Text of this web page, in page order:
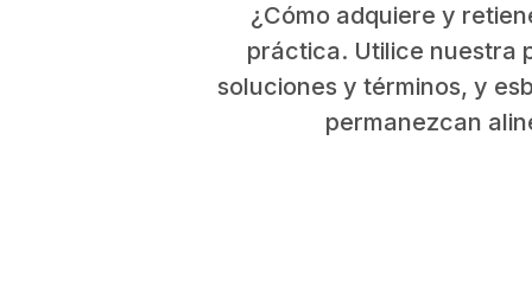
¿Cómo adquiere y
práctica. Utilice nuestra
soluciones y términos, y
permanezcan